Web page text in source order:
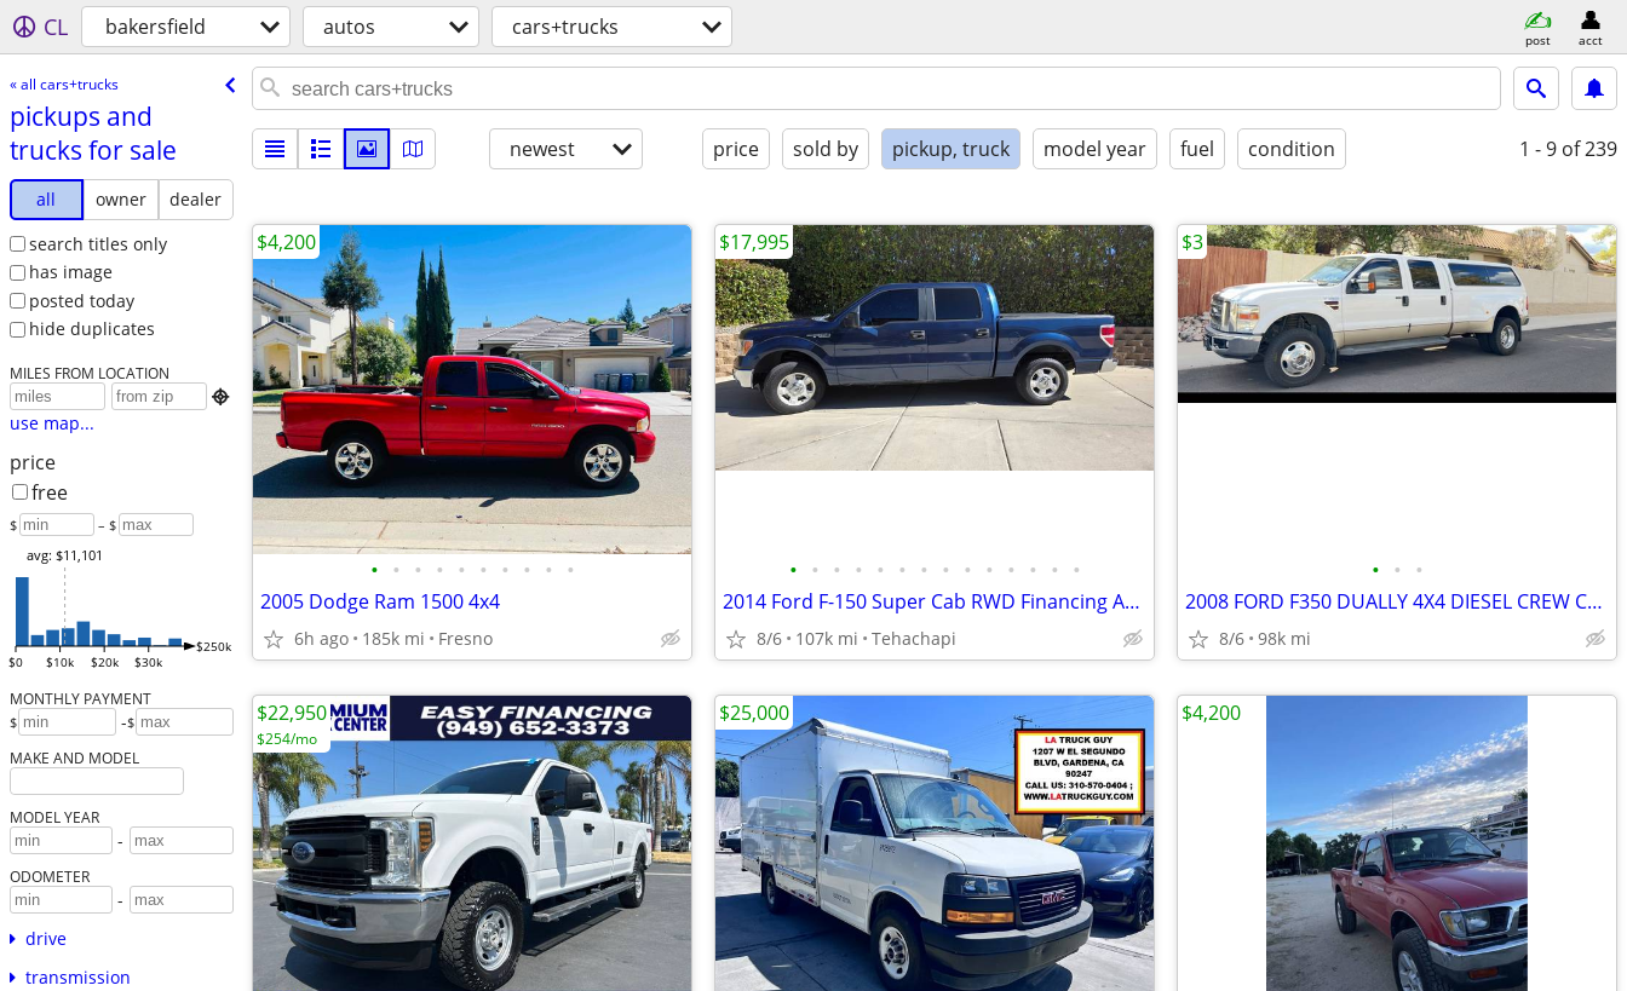
CL bakersfield autos cars+trucks post acct
« all cars+trucks
pickups and
trucks for sale
all owner
dealer
search titles only
has image
posted today
hide duplicates
MILES FROM LOCATION

use map...
price
free
$ – $
$0 $10k $20k $30k
$250k
avg: $11,101
MONTHLY PAYMENT
$ -$
MAKE AND MODEL
MODEL YEAR
-
ODOMETER
-
drive
transmission
newest price sold by pickup, truck model year fuel condition 1 - 9 of 239
• • • • • • • • • •
2005 Dodge Ram 1500 4x4
6h ago 185k mi Fresno
$4,200
• • • • • • • • • • • • • •
2014 Ford F-150 Super Cab RWD Financing Available
8/6 107k mi Tehachapi
$17,995
• • •
2008 FORD F350 DUALLY 4X4 DIESEL CREW CAB LARIAT $27,900
8/6 98k mi
$3
$22,950
$254/mo
$25,000 $4,200